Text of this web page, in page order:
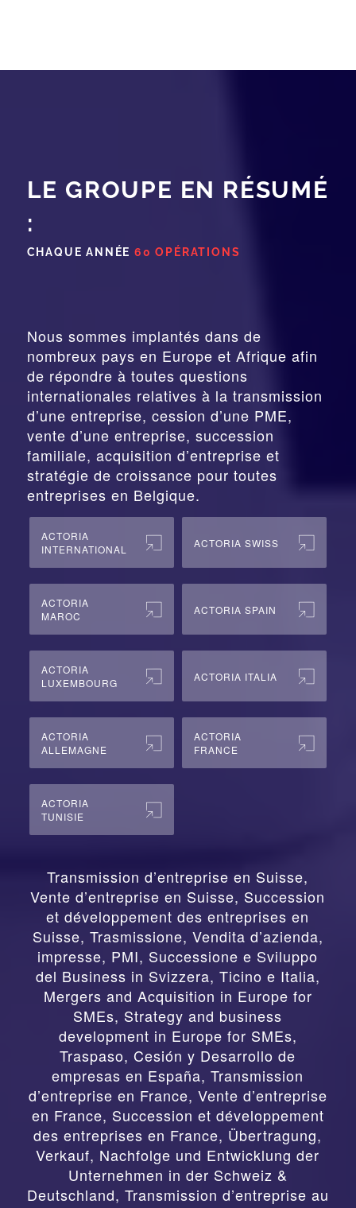
LE GROUPE EN RÉSUMÉ
:
CHAQUE ANNÉE 60 OPÉRATIONS
Nous sommes implantés dans de
nombreux pays en Europe et Afrique afin
de répondre à toutes questions
internationales relatives à la transmission
d’une entreprise, cession d’une PME,
vente d’une entreprise, succession
familiale, acquisition d’entreprise et
stratégie de croissance pour toutes
entreprises en Belgique.
ACTORIA
INTERNATIONAL
ACTORIA SWISS
ACTORIA
MAROC
ACTORIA SPAIN
ACTORIA
LUXEMBOURG
ACTORIA ITALIA
ACTORIA
ALLEMAGNE
ACTORIA
FRANCE
ACTORIA
TUNISIE
Transmission d’entreprise en Suisse,
Vente d’entreprise en Suisse, Succession
et développement des entreprises en
Suisse, Trasmissione, Vendita d’azienda,
impresse, PMI, Successione e Sviluppo
del Business in Svizzera, Ticino e Italia,
Mergers and Acquisition in Europe for
SMEs, Strategy and business
development in Europe for SMEs,
Traspaso, Cesión y Desarrollo de
empresas en España,Transmission
d’entreprise en France, Vente d’entreprise
en France, Succession et développement
des entreprises en France, Übertragung,
Verkauf, Nachfolge und Entwicklung der
Unternehmen in der Schweiz &
Deutschland, Transmission d’entreprise au